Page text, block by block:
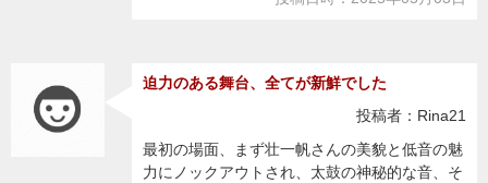
迫力のある舞台、全てが新鮮でした
投稿者：Rina21
最初の場面、まず壮一帆さんの美貌と低音の魅
力にノックアウトされ、太鼓の神秘的な音、そ